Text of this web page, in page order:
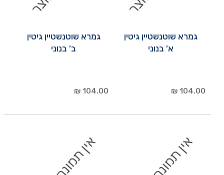
גמרא שוטנשטיין גיטין
א' בנוני
104.00 ₪
גמרא שוטנשטיין גיטין
ב' בנוני
104.00 ₪